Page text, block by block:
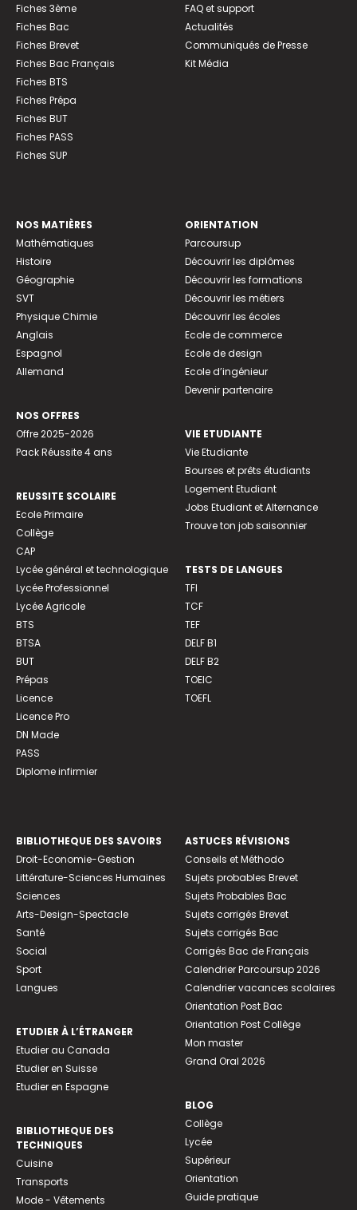
Fiches 3ème
Fiches Bac
Fiches Brevet
Fiches Bac Français
Fiches BTS
Fiches Prépa
Fiches BUT
Fiches PASS
Fiches SUP
FAQ et support
Actualités
Communiqués de Presse
Kit Média
NOS MATIÈRES
Mathématiques
Histoire
Géographie
SVT
Physique Chimie
Anglais
Espagnol
Allemand
NOS OFFRES
Offre 2025-2026
Pack Réussite 4 ans
REUSSITE SCOLAIRE
Ecole Primaire
Collège
CAP
Lycée général et technologique
Lycée Professionnel
Lycée Agricole
BTS
BTSA
BUT
Prépas
Licence
Licence Pro
DN Made
PASS
Diplome infirmier
ORIENTATION
Parcoursup
Découvrir les diplômes
Découvrir les formations
Découvrir les métiers
Découvrir les écoles
Ecole de commerce
Ecole de design
Ecole d’ingénieur
Devenir partenaire
VIE ETUDIANTE
Vie Etudiante
Bourses et prêts étudiants
Logement Etudiant
Jobs Etudiant et Alternance
Trouve ton job saisonnier
TESTS DE LANGUES
TFI
TCF
TEF
DELF B1
DELF B2
TOEIC
TOEFL
BIBLIOTHEQUE DES SAVOIRS
Droit-Economie-Gestion
Littérature-Sciences Humaines
Sciences
Arts-Design-Spectacle
Santé
Social
Sport
Langues
ETUDIER À L’ÉTRANGER
Etudier au Canada
Etudier en Suisse
Etudier en Espagne
BIBLIOTHEQUE DES
TECHNIQUES
Cuisine
Transports
Mode - Vêtements
ASTUCES RÉVISIONS
Conseils et Méthodo
Sujets probables Brevet
Sujets Probables Bac
Sujets corrigés Brevet
Sujets corrigés Bac
Corrigés Bac de Français
Calendrier Parcoursup 2026
Calendrier vacances scolaires
Orientation Post Bac
Orientation Post Collège
Mon master
Grand Oral 2026
BLOG
Collège
Lycée
Supérieur
Orientation
Guide pratique